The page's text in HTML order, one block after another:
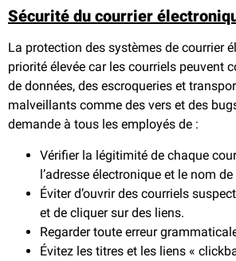
Sécurité du courrier
La protection des systèmes de courrier
priorité élevée car les courriels peuvent
de données, des escroqueries et
malveillants comme des vers et des
demande à tous les employés de :
Vérifier la légitimité de chaque
l’adresse électronique et le nom de
Éviter d’ouvrir des courriels
et de cliquer sur des liens.
Regarder toute erreur
Évitez les titres et les liens «